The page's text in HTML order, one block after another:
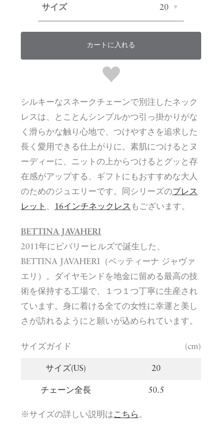
サイズ 20
カートに入れる
シルキーなスネークチェーンで別注したネック
レスは、とことんシンプルかつ引っ掛かりがな
く滑らかな触り心地で、つけやすさを追求した
長く愛用できる仕上がりに。素肌につけるとヌ
ーディーに、ニットの上からつけるとグッと存
在感がアップする、ギフトにもおすすめな大人
のためのジュエリーです。同シリーズのブレス
レット 、 16インチネックレス もございます。
BETTINA JAVAHERI
2011年にビバリーヒルズで誕生した、
BETTINA JAVAHERI（ベッティーナ ジャヴァ
エリ）。ダイヤモンドを地金に留める最高の技
術を保持する工場で、１つ１つ丁寧に生産され
ています。身に着ける全ての女性に幸運と美し
さが訪れるようにと願いが込められています。
サイズガイド (cm)
サイズ(US) 20
チェーン全長 50.5
※サイズの詳しい説明はこちら。